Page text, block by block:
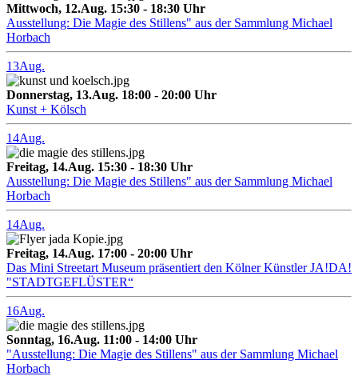
Mittwoch, 12.Aug. 15:30 - 18:30 Uhr
Ausstellung: Die Magie des Stillens" aus der Sammlung Michael
Horbach
13Aug.
Donnerstag, 13.Aug. 18:00 - 20:00 Uhr
Kunst + Kölsch
14Aug.
Freitag, 14.Aug. 15:30 - 18:30 Uhr
Ausstellung: Die Magie des Stillens" aus der Sammlung Michael
Horbach
14Aug.
Freitag, 14.Aug. 17:00 - 20:00 Uhr
Das Mini Streetart Museum präsentiert den Kölner Künstler JA!DA!
"STADTGEFLÜSTER“
16Aug.
Sonntag, 16.Aug. 11:00 - 14:00 Uhr
"Ausstellung: Die Magie des Stillens" aus der Sammlung Michael
Horbach